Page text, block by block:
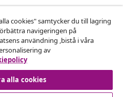
för din beställning.
avtalet
cookies" samtycker du till lagring
navigeringen på
användning ,bistå i våra
av
alla cookies